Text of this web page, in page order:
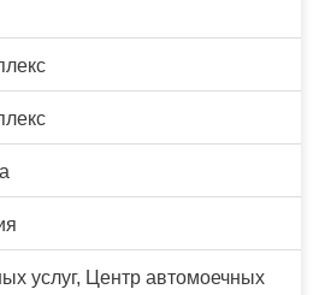
услуг, Центр автомоечных